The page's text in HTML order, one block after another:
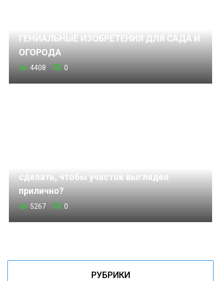
ГЕНИАЛЬНЫЕ ИЗОБРЕТЕНИЯ ДЛЯ САДА И
ОГОРОДА
4408 0
сделать, чтобы участок выглядел
прилично?
5267 0
РУБРИКИ